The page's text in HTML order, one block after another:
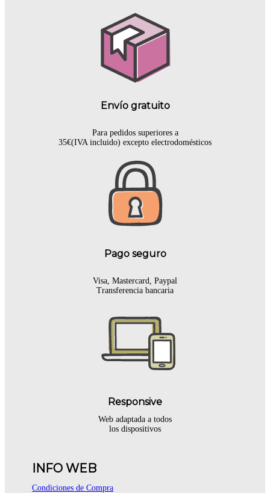
Envío gratuito
Para pedidos superiores a
35€(IVA incluido) excepto electrodomésticos
Pago seguro
Visa, Mastercard, Paypal
Transferencia bancaria
Responsive
Web adaptada a todos
los dispositivos
INFO WEB
Condiciones de Compra